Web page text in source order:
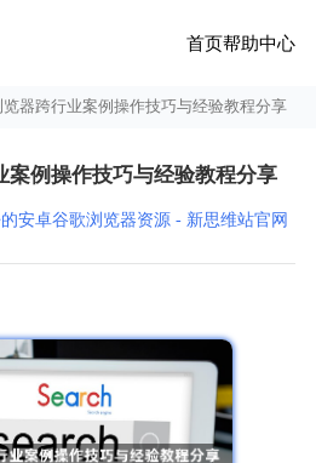
首页帮助中心
览器跨行业案例操作技巧与经验教程分享
案例操作技巧与经验教程分享
安卓谷歌浏览器资源 - 新思维站官网